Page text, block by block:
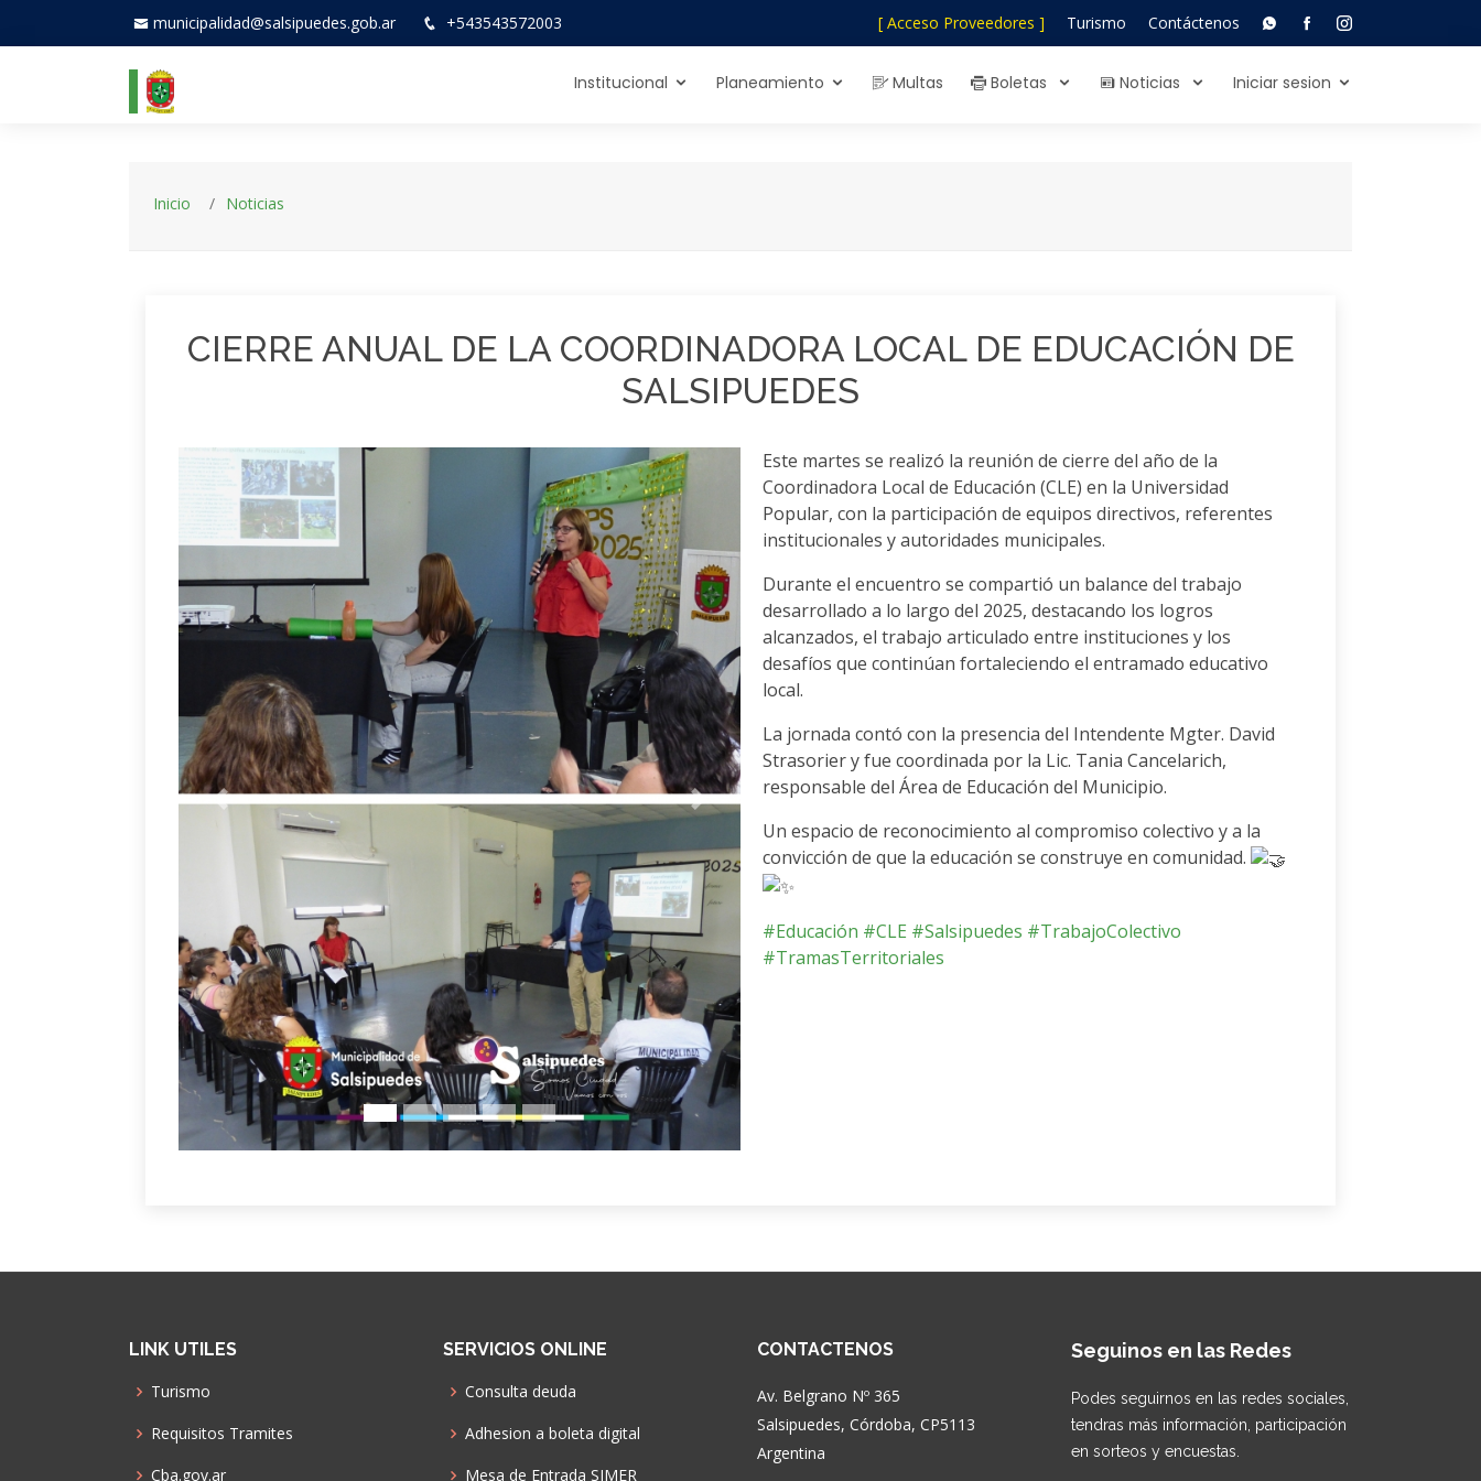
municipalidad@salsipuedes.gob.ar +543543572003 [ Acceso Proveedores ] Turismo Contáctenos
Institucional Planeamiento Multas Boletas Noticias Iniciar sesion
Inicio Noticias
CIERRE ANUAL DE LA COORDINADORA LOCAL DE EDUCACIÓN DE
SALSIPUEDES
Anterior Siguiente
Este martes se realizó la reunión de cierre del año de la
Coordinadora Local de Educación (CLE) en la Universidad
Popular, con la participación de equipos directivos, referentes
institucionales y autoridades municipales.
Durante el encuentro se compartió un balance del trabajo
desarrollado a lo largo del 2025, destacando los logros
alcanzados, el trabajo articulado entre instituciones y los
desafíos que continúan fortaleciendo el entramado educativo
local.
La jornada contó con la presencia del Intendente Mgter. David
Strasorier y fue coordinada por la Lic. Tania Cancelarich,
responsable del Área de Educación del Municipio.
Un espacio de reconocimiento al compromiso colectivo y a la
convicción de que la educación se construye en comunidad.
#Educación #CLE #Salsipuedes #TrabajoColectivo
#TramasTerritoriales
LINK UTILES
Turismo
Requisitos Tramites
Cba.gov.ar
SERVICIOS ONLINE
Consulta deuda
Adhesion a boleta digital
Mesa de Entrada SIMER
CONTACTENOS
Av. Belgrano Nº 365
Salsipuedes, Córdoba, CP5113
Argentina
Seguinos en las Redes
Podes seguirnos en las redes sociales,
tendras más información, participación
en sorteos y encuestas.